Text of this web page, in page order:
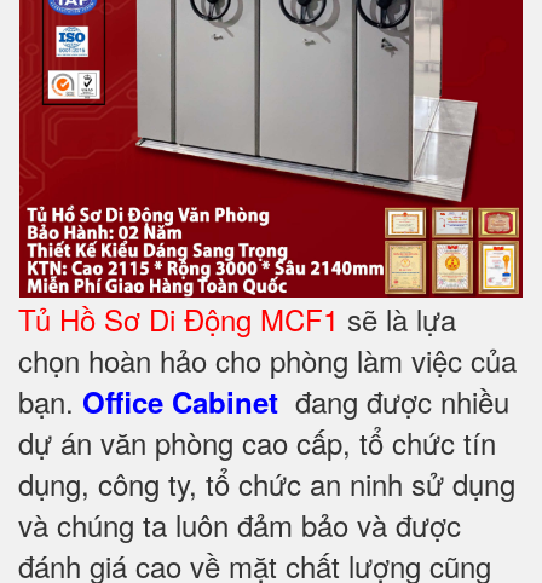
Tủ Hồ Sơ Di Động MCF1 sẽ là lựa
chọn hoàn hảo cho phòng làm việc của
bạn. Office Cabinet đang được nhiều
dự án văn phòng cao cấp, tổ chức tín
dụng, công ty, tổ chức an ninh sử dụng
và chúng ta luôn đảm bảo và được
đánh giá cao về mặt chất lượng cũng